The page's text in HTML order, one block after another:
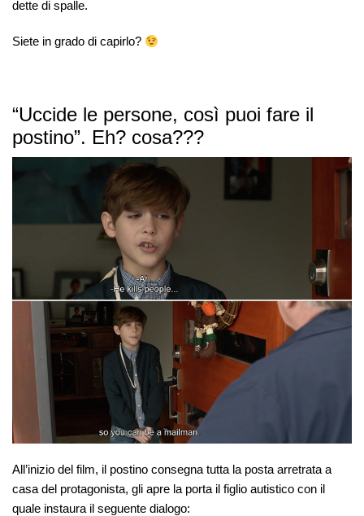
dette di spalle.
Siete in grado di capirlo?
“Uccide le persone, così puoi fare il
postino”. Eh? cosa???
All’inizio del film, il postino consegna tutta la posta arretrata a
casa del protagonista, gli apre la porta il figlio autistico con il
quale instaura il seguente dialogo: